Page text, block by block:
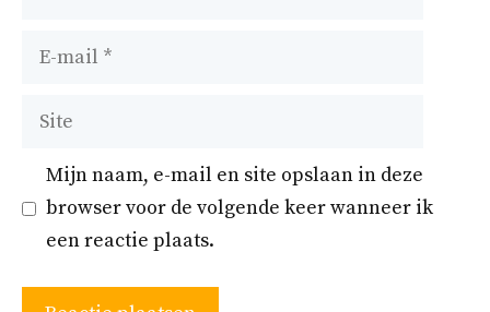
Site
Mijn naam, e-mail en site opslaan in deze
browser voor de volgende keer wanneer ik
een reactie plaats.